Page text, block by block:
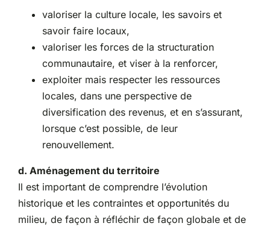
valoriser la culture locale, les savoirs et
savoir faire locaux,
valoriser les forces de la structuration
communautaire, et viser à la renforcer,
exploiter mais respecter les ressources
locales, dans une perspective de
diversification des revenus, et en s’assurant,
lorsque c’est possible, de leur
renouvellement.
d. Aménagement du territoire
Il est important de comprendre l’évolution
historique et les contraintes et opportunités du
milieu, de façon à réfléchir de façon globale et de